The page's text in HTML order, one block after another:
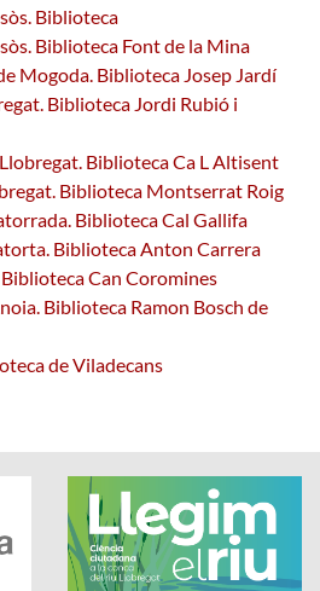
Biblioteca
Biblioteca Font de la Mina
Mogoda. Biblioteca Josep Jardí
Biblioteca Jordi Rubió i
Biblioteca Ca L Altisent
Biblioteca Montserrat Roig
Biblioteca Cal Gallifa
Biblioteca Anton Carrera
Can Coromines
Biblioteca Ramon Bosch de
de Viladecans